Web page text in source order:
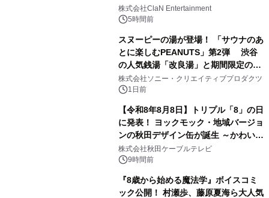
開催決定！！
株式会社ClaN Entertainment
5時間前
スヌーピーの湯が登場！ 「サウナのあ
とに楽しむPEANUTS」第2弾 渋谷
の人気銭湯「改良湯」と期間限定のコ
ラボレーション サウナイキタイコラ
ボグッズも発売決定！
株式会社ソニー・クリエイティブプロダクツ
1日前
【令和8年8月8日】トリプル「8」の日
に発表！ ヨックモック・地域バージョ
ンの秋田デザイン缶が誕生 ～かわいい
秋田犬の子犬と秋田の四季と名所を巡
るパッケージ～ 9月1日(火)秋田県内で
株式会社秋田ケーブルテレビ
9時間前
『8歳から始める魔法学』ボイスコミ
ック公開！ 村瀬歩、藤原夏海ら大人気